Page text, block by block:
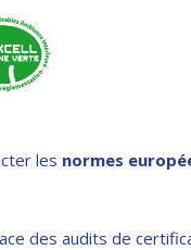
les normes
des audits de